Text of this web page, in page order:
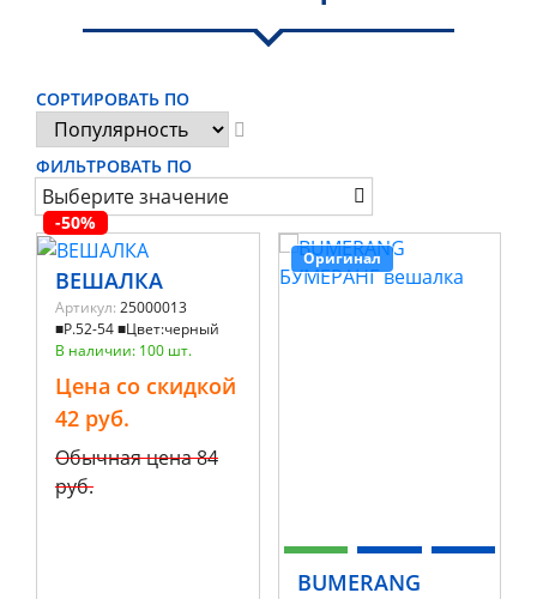
СОРТИРОВАТЬ ПО
ФИЛЬТРОВАТЬ ПО
Выберите значение
-50%
ВЕШАЛКА
Артикул: 25000013
■Р.52-54 ■Цвет:черный
В наличии: 100 шт.
Цена со скидкой
42 руб.
Обычная цена84
руб.
Оригинал
BUMERANG